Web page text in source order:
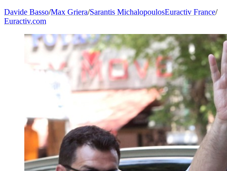
Davide Basso/Max Griera/Sarantis MichalopoulosEuractiv France/
Euractiv.com